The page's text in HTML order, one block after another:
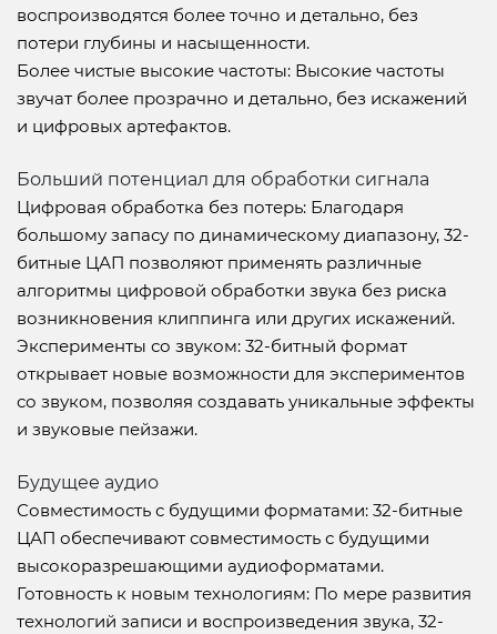
воспроизводятся более точно и детально, без
потери глубины и насыщенности.
Более чистые высокие частоты: Высокие частоты
звучат более прозрачно и детально, без искажений
и цифровых артефактов.
Больший потенциал для обработки сигнала
Цифровая обработка без потерь: Благодаря
большому запасу по динамическому диапазону, 32-
битные ЦАП позволяют применять различные
алгоритмы цифровой обработки звука без риска
возникновения клиппинга или других искажений.
Эксперименты со звуком: 32-битный формат
открывает новые возможности для экспериментов
со звуком, позволяя создавать уникальные эффекты
и звуковые пейзажи.
Будущее аудио
Совместимость с будущими форматами: 32-битные
ЦАП обеспечивают совместимость с будущими
высокоразрешающими аудиоформатами.
Готовность к новым технологиям: По мере развития
технологий записи и воспроизведения звука, 32-